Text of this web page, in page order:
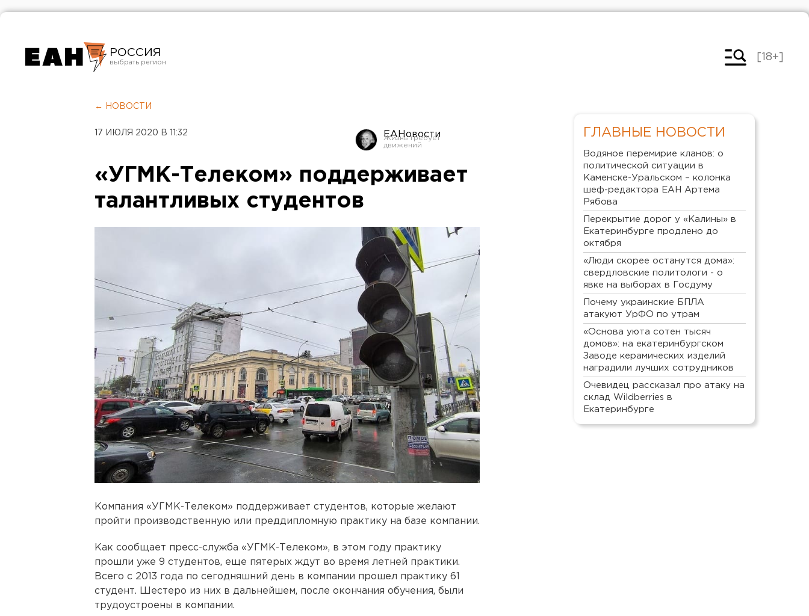
РОССИЯ
Челябинск
[18+]
← НОВОСТИ
17 ИЮЛЯ 2020 В 11:32 ЕАНовости
«УГМК-Телеком» поддерживает
талантливых студентов
Компания «УГМК-Телеком» поддерживает студентов, которые желают
пройти производственную или преддипломную практику на базе компании.
Как сообщает пресс-служба «УГМК-Телеком», в этом году практику
прошли уже 9 студентов, еще пятерых ждут во время летней практики.
Всего с 2013 года по сегодняшний день в компании прошел практику 61
студент. Шестеро из них в дальнейшем, после окончания обучения, были
трудоустроены в компании.
ГЛАВНЫЕ НОВОСТИ
Водяное перемирие кланов: о
политической ситуации в
Каменске-Уральском – колонка
шеф-редактора ЕАН Артема
Рябова
Перекрытие дорог у «Калины» в
Екатеринбурге продлено до
октября
«Люди скорее останутся дома»:
свердловские политологи - о
явке на выборах в Госдуму
Почему украинские БПЛА
атакуют УрФО по утрам
«Основа уюта сотен тысяч
домов»: на екатеринбургском
Заводе керамических изделий
наградили лучших сотрудников
Очевидец рассказал про атаку на
склад Wildberries в
Екатеринбурге